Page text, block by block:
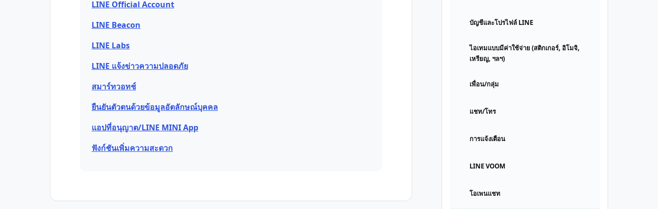
บัญชีและโปรไฟล์ LINE
ไอเทมแบบมีค่าใช้จ่าย (สติกเกอร์, อิโมจิ,
เหรียญ, ฯลฯ)
เพื่อน/กลุ่ม
แชท/โทร
การแจ้งเตือน
LINE VOOM
โอเพนแชท
LINE Official Account
LINE Beacon
LINE Labs
LINE แจ้งข่าวความปลอดภัย
สมาร์ทวอทช์
ยืนยันตัวตนด้วยข้อมูลอัตลักษณ์บุคคล
แอปที่อนุญาต/LINE MINI App
ฟังก์ชันเพิ่มความสะดวก